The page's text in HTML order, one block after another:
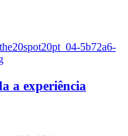
5b72a6-
a experiência